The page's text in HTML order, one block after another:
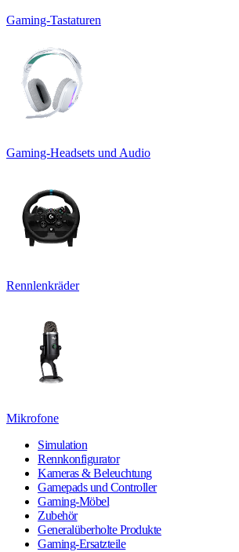
Gaming-Tastaturen
Gaming-Headsets und Audio
Rennlenkräder
Mikrofone
Simulation
Rennkonfigurator
Kameras & Beleuchtung
Gamepads und Controller
Gaming-Möbel
Zubehör
Generalüberholte Produkte
Gaming-Ersatzteile